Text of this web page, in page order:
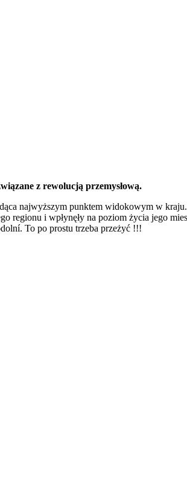
z rewolucją przemysłową.
najwyższym punktem widokowym w
regionu i wpłynęły na poziom życia jego
To po prostu trzeba przeżyć !!!